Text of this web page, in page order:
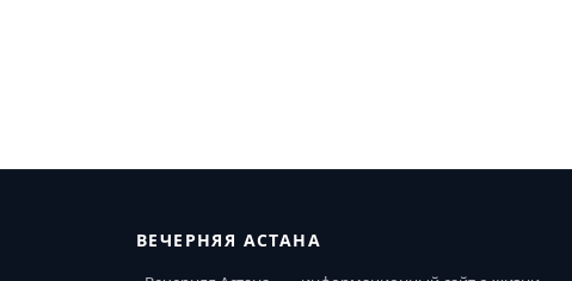
ВЕЧЕРНЯЯ АСТАНА